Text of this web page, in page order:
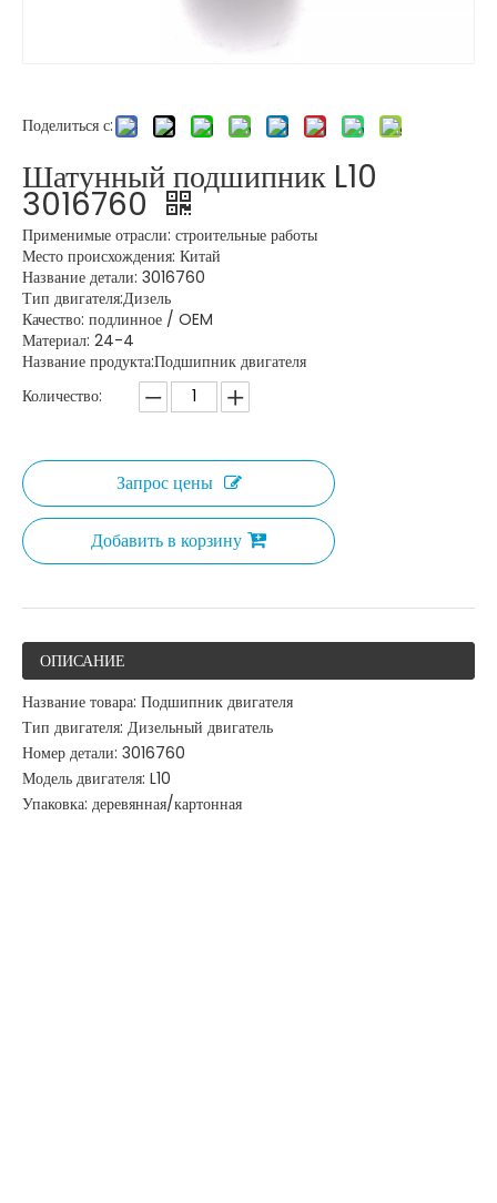
Поделиться с:
Шатунный подшипник L10
3016760
Применимые отрасли: строительные работы
Место происхождения: Китай
Название детали: 3016760
Тип двигателя:Дизель
Качество: подлинное / OEM
Материал: 24-4
Название продукта:Подшипник двигателя
Количество:
Запрос цены
Добавить в корзину
ОПИСАНИЕ
Название товара: Подшипник двигателя
Тип двигателя: Дизельный двигатель
Номер детали: 3016760
Модель двигателя: L10
Упаковка: деревянная/картонная